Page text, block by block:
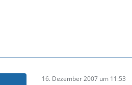
16. Dezember 2007 um 11:53